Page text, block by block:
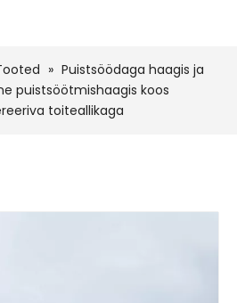
» Puistsöödaga haagis ja
puistsöötmishaagis koos
toiteallikaga